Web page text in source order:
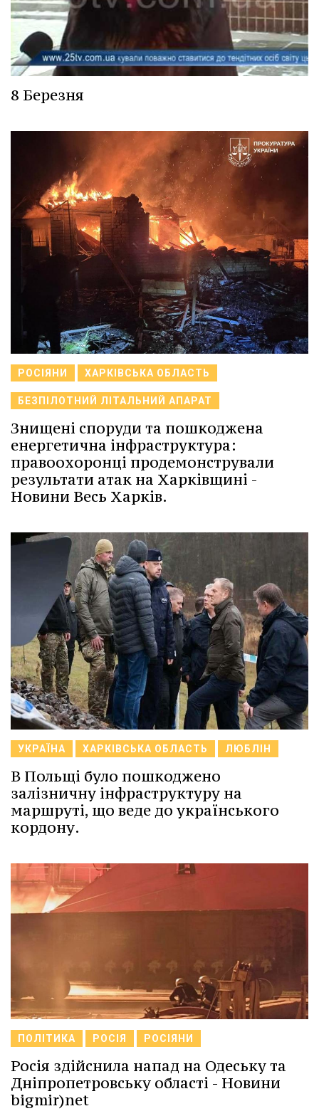
8 Березня
РОСІЯНИ ХАРКІВСЬКА ОБЛАСТЬ
БЕЗПІЛОТНИЙ ЛІТАЛЬНИЙ АПАРАТ
Знищені споруди та пошкоджена
енергетична інфраструктура:
правоохоронці продемонстрували
результати атак на Харківщині -
Новини Весь Харків.
УКРАЇНА ХАРКІВСЬКА ОБЛАСТЬ ЛЮБЛІН
В Польщі було пошкоджено
залізничну інфраструктуру на
маршруті, що веде до українського
кордону.
ПОЛІТИКА РОСІЯ РОСІЯНИ
Росія здійснила напад на Одеську та
Дніпропетровську області - Новини
bigmir)net